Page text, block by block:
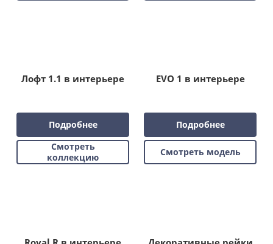
Лофт 1.1 в интерьере
Подробнее
Смотреть
коллекцию
EVO 1 в интерьере
Подробнее
Смотреть модель